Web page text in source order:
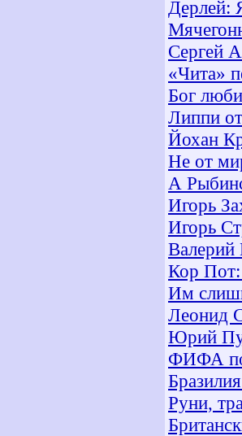
Дерлей:
Сергей
«Чита»
Бог
Липпи
Йохан
Не от
А
Игорь
Игорь
Валерий
Кор
Им
Леонид
Юрий
ФИФА
Руни,